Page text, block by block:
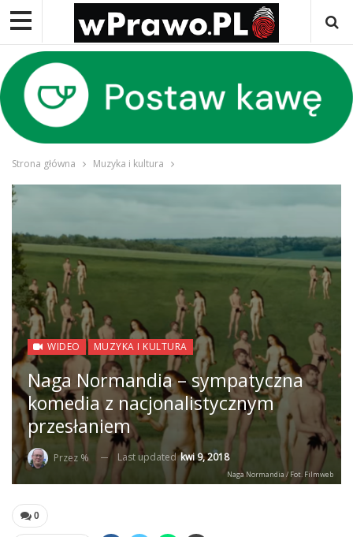
Strona główna Muzyka i kultura
WIDEO MUZYKA I KULTURA
Naga Normandia – sympatyczna
komedia z nacjonalistycznym
przesłaniem
Przez % Last updatedkwi 9, 2018
Naga Normandia / Fot. Filmweb
0